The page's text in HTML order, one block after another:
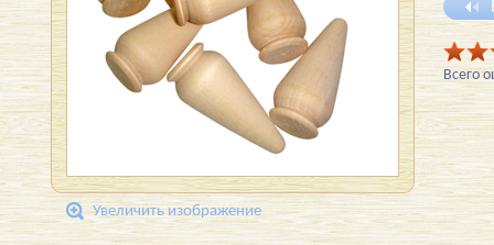
Увеличить изображение
Всего